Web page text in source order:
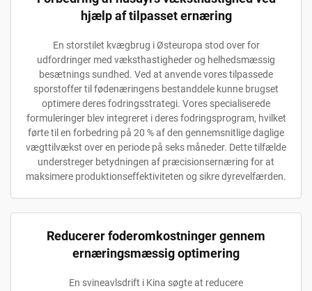
hjælp af tilpasset ernæring
En storstilet kvægbrug i Østeuropa stod over for
udfordringer med væksthastigheder og helhedsmæssig
besætnings sundhed. Ved at anvende vores tilpassede
sporstoffer til fødenæringens bestanddele kunne brugset
optimere deres fodringsstrategi. Vores specialiserede
formuleringer blev integreret i deres fodringsprogram, hvilket
førte til en forbedring på 20 % af den gennemsnitlige daglige
vægttilvækst over en periode på seks måneder. Dette tilfælde
understreger betydningen af præcisionsernæring for at
maksimere produktionseffektiviteten og sikre dyrevelfærden.
Reducerer foderomkostninger gennem
ernæringsmæssig optimering
En svineavlsdrift i Kina søgte at reducere